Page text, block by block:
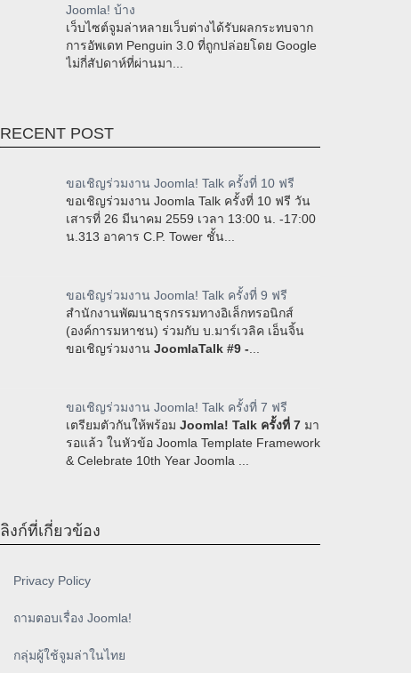
Joomla! บ้าง
เว็บไซต์จูมล่าหลายเว็บต่างได้รับผลกระทบจาก
การอัพเดท Penguin 3.0 ที่ถูกปล่อยโดย Google
ไม่กี่สัปดาห์ที่ผ่านมา...
RECENT POST
ขอเชิญร่วมงาน Joomla! Talk ครั้งที่ 10 ฟรี
ขอเชิญร่วมงาน Joomla Talk ครั้งที่ 10 ฟรี วัน
เสารที่ 26 มีนาคม 2559 เวลา 13:00 น. -17:00
น.313 อาคาร C.P. Tower ชั้น...
ขอเชิญร่วมงาน Joomla! Talk ครั้งที่ 9 ฟรี
สำนักงานพัฒนาธุรกรรมทางอิเล็กทรอนิกส์
(องค์การมหาชน) ร่วมกับ บ.มาร์เวลิค เอ็นจิ้น
ขอเชิญร่วมงาน JoomlaTalk #9 -
ขอเชิญร่วมงาน Joomla! Talk ครั้งที่ 7 ฟรี
เตรียมตัวกันให้พร้อม Joomla! Talk ครั้งที่ 7 มา
รอแล้ว ในหัวข้อ Joomla Template Framework
& Celebrate 10th Year Joomla ...
ลิงก์ที่เกี่ยวข้อง
Privacy Policy
ถามตอบเรื่อง Joomla!
กลุ่มผู้ใช้จูมล่าในไทย